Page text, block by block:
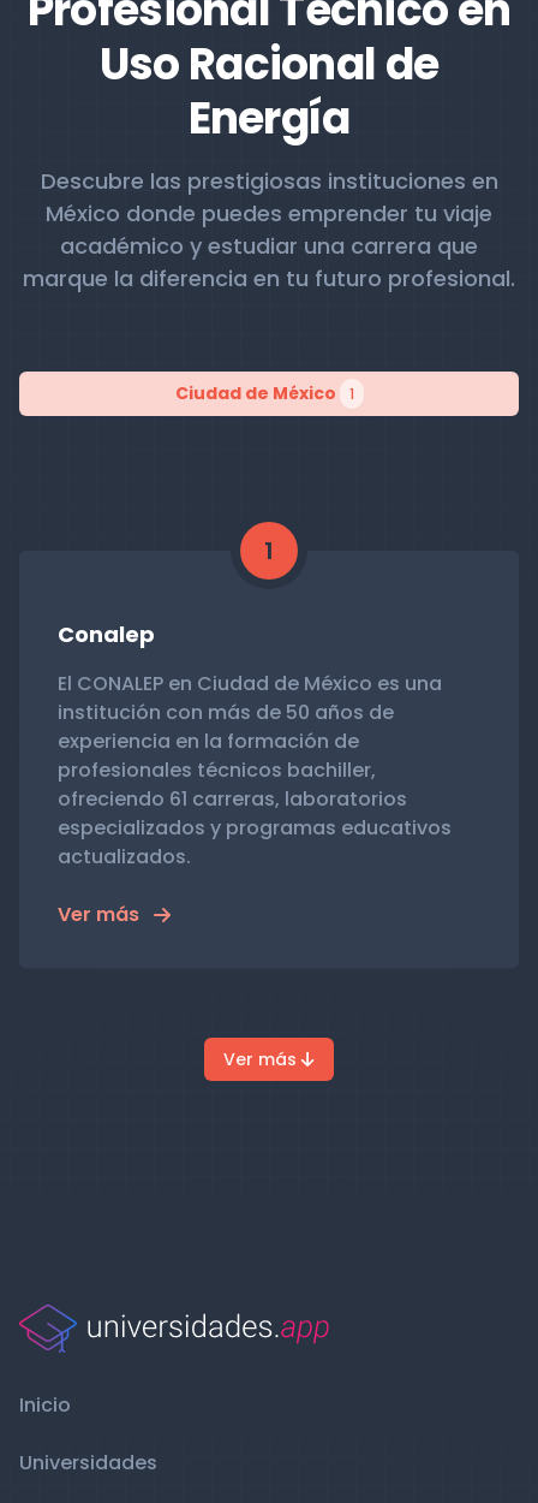
Uso Racional de
Energía
Descubre las prestigiosas instituciones en
México donde puedes emprender tu viaje
académico y estudiar una carrera que
marque la diferencia en tu futuro profesional.
Ciudad de México 1
1
Conalep
El CONALEP en Ciudad de México es una
institución con más de 50 años de
experiencia en la formación de
profesionales técnicos bachiller,
ofreciendo 61 carreras, laboratorios
especializados y programas educativos
actualizados.
Ver más
Ver más
Inicio
Universidades